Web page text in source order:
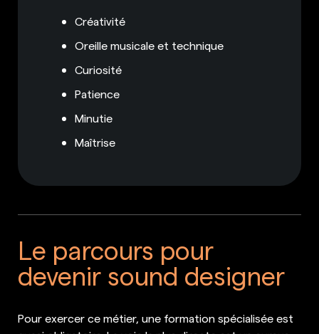
Créativité
Oreille musicale et technique
Curiosité
Patience
Minutie
Maîtrise
Le parcours pour
devenir sound designer
Pour exercer ce métier, une formation spécialisée est